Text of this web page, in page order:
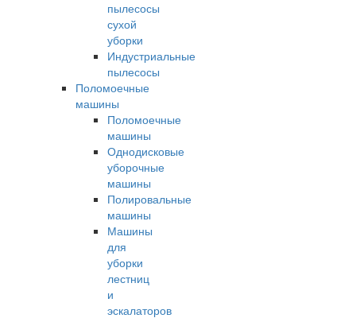
пылесосы
сухой
уборки
Индустриальные
пылесосы
Поломоечные
машины
Поломоечные
машины
Однодисковые
уборочные
машины
Полировальные
машины
Машины
для
уборки
лестниц
и
эскалаторов